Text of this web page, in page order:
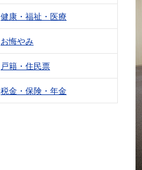
健康・福祉・医療
お悔やみ
戸籍・住民票
税金・保険・年金